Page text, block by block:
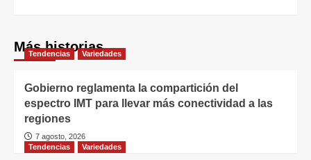
Más historias
Tendencias Variedades
Gobierno reglamenta la compartición del
espectro IMT para llevar más conectividad a las
regiones
7 agosto, 2026
Tendencias
Variedades